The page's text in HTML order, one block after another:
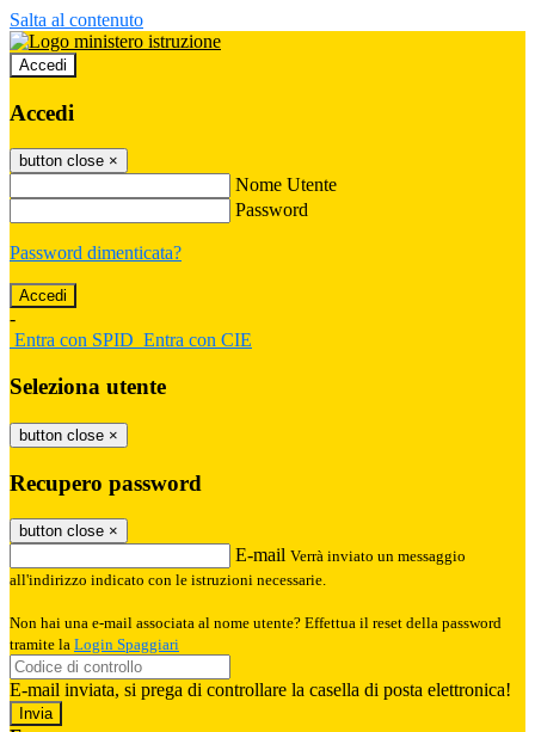
Salta al contenuto
Accedi
Accedi
button close ×
Nome Utente
Password
Password dimenticata?
-
Entra con SPID Entra con CIE
Seleziona utente
button close ×
Recupero password
button close ×
E-mail Verrà inviato un messaggio
all'indirizzo indicato con le istruzioni necessarie.
Non hai una e-mail associata al nome utente? Effettua il reset della password
tramite la Login Spaggiari
E-mail inviata, si prega di controllare la casella di posta elettronica!